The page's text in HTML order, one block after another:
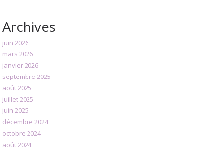
Archives
juin 2026
mars 2026
janvier 2026
septembre 2025
août 2025
juillet 2025
juin 2025
décembre 2024
octobre 2024
août 2024